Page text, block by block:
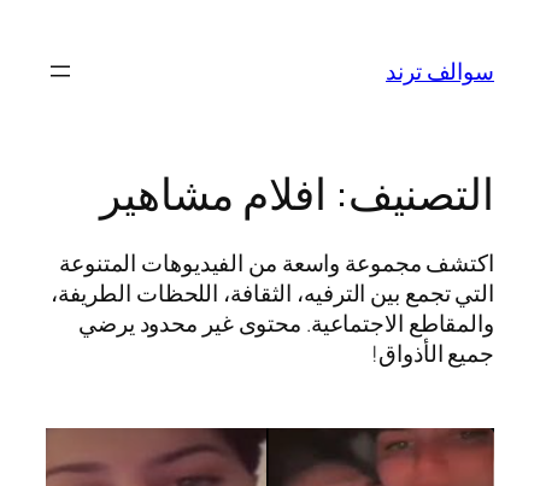
المحتوى
سوالف ترند
التصنيف: افلام مشاهير
اكتشف مجموعة واسعة من الفيديوهات المتنوعة
التي تجمع بين الترفيه، الثقافة، اللحظات الطريفة،
والمقاطع الاجتماعية. محتوى غير محدود يرضي
جميع الأذواق!